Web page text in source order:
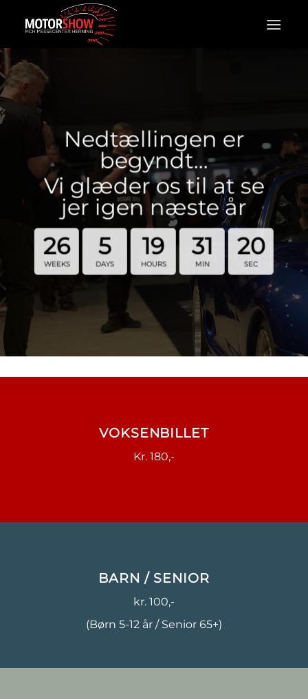
Nedtællingen er
begyndt…
Vi glæder os til at se
jer igen næste år
26
WEEKS
5
DAYS
19
HOURS
31
MIN
20
SEC
VOKSENBILLET
Kr. 180,-
BARN / SENIOR
kr. 100,-
(Børn 5-12 år / Senior 65+)